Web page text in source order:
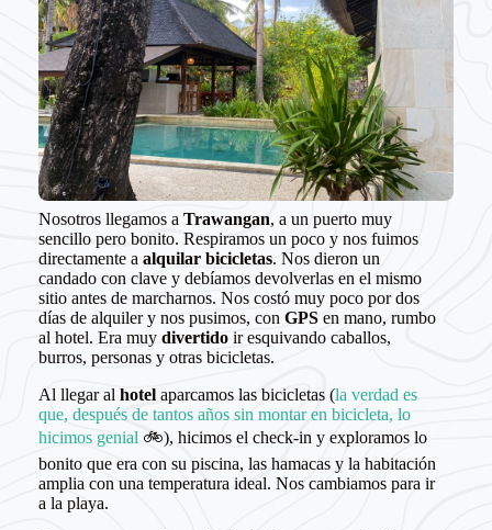
Nosotros llegamos a Trawangan, a un puerto muy
sencillo pero bonito. Respiramos un poco y nos fuimos
directamente a alquilar bicicletas. Nos dieron un
candado con clave y debíamos devolverlas en el mismo
sitio antes de marcharnos. Nos costó muy poco por dos
días de alquiler y nos pusimos, con GPSen mano, rumbo
al hotel. Era muy divertidoir esquivando caballos,
burros, personas y otras bicicletas.
Al llegar al hotelaparcamos las bicicletas (la verdad es
que, después de tantos años sin montar en bicicleta, lo
hicimos genial 🚲), hicimos el check-in y exploramos lo
bonito que era con su piscina, las hamacas y la habitación
amplia con una temperatura ideal. Nos cambiamos para ir
a la playa.